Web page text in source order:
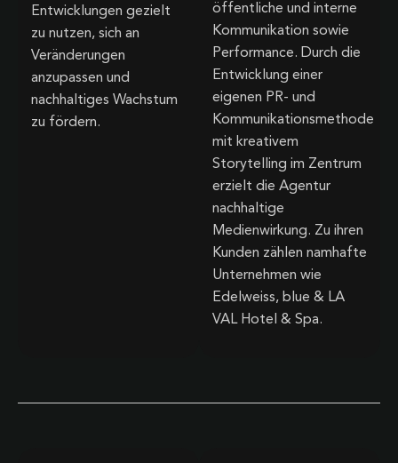
Entwicklungen gezielt
zu nutzen, sich an
Veränderungen
anzupassen und
nachhaltiges Wachstum
zu fördern.
öffentliche und interne
Kommunikation sowie
Performance. Durch die
Entwicklung einer
eigenen PR- und
Kommunikationsmethode
mit kreativem
Storytelling im Zentrum
erzielt die Agentur
nachhaltige
Medienwirkung. Zu ihren
Kunden zählen namhafte
Unternehmen wie
Edelweiss, blue & LA
VAL Hotel & Spa.